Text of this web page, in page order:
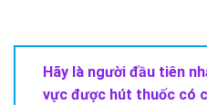
Hãy là người đầu tiên
vực được hút thuốc có